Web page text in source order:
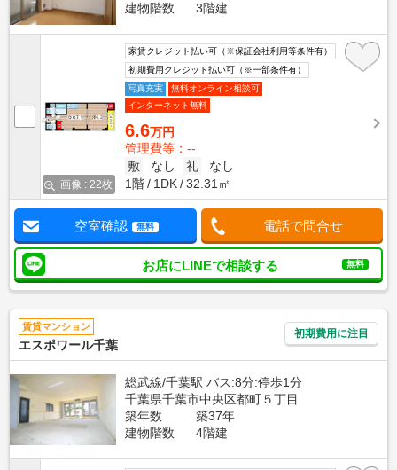
建物階数
3階建
画像 : 22枚
家賃クレジット払い可（※保証会社利用等条件有）
初期費用クレジット払い可（※一部条件有）
写真充実
無料オンライン相談可
インターネット無料
6.6万円
管理費等：--
敷
なし 礼
なし
1階
1DK 32.31㎡
空室確認 無料 電話で問合せ
お店にLINEで相談する 無料
賃貸マンション
エスポワール千葉
初期費用に注目
総武線/千葉駅 バス:8分:停歩1分
千葉県千葉市中央区都町５丁目
築年数
築37年
建物階数
4階建